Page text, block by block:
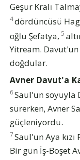
Geşur Kralı
4dördüncüsü
oğlu Şefatya, 5
Yitream.
doğdular.
Avner Davut'a
6Saul'un soyuyla
sürerken, Avner
güçleniyordu.
7Saul'un Aya
Bir gün İş-Boşet